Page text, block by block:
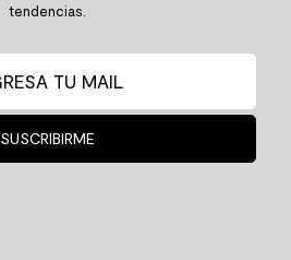
tendencias.
SUSCRIBIRME